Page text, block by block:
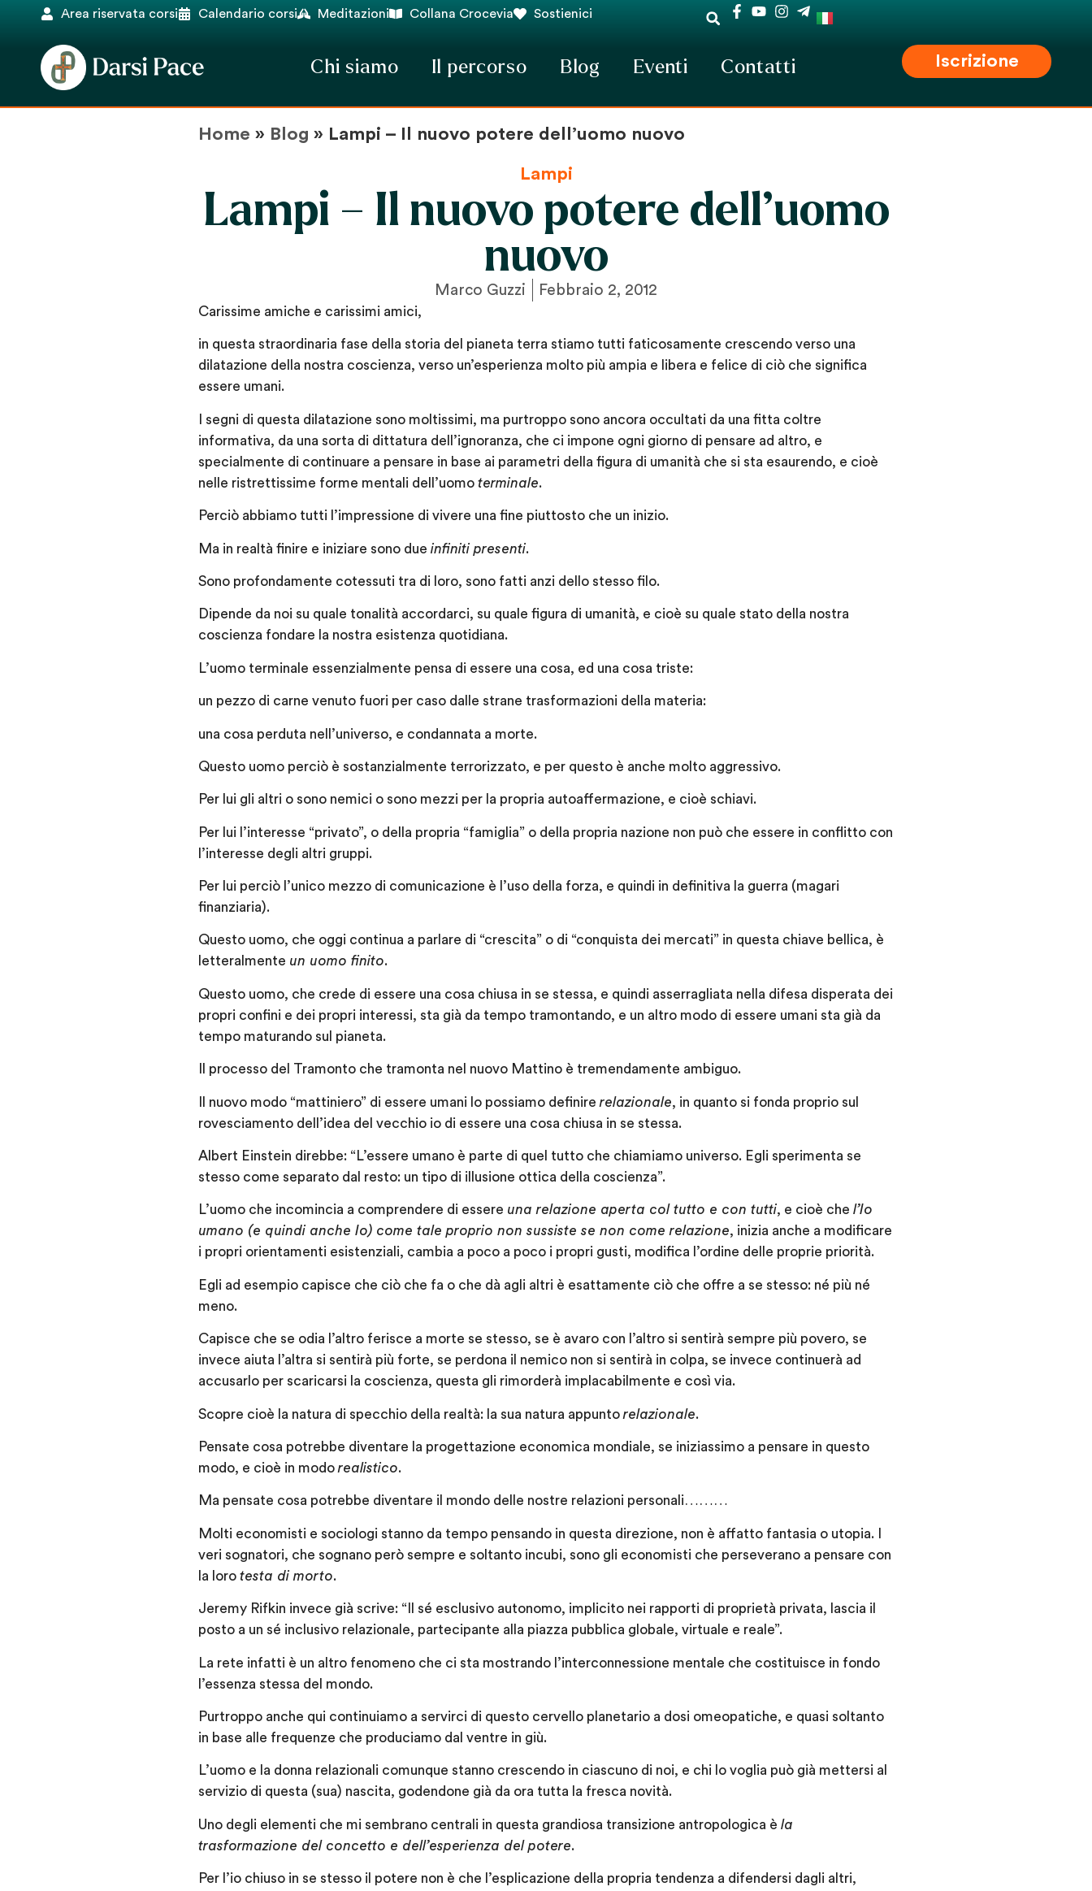
Area riservata corsi Calendario corsi Meditazioni Collana Crocevia Sostienici
Chi siamo Il percorso Blog Eventi Contatti Iscrizione
Home » Blog » Lampi – Il nuovo potere dell’uomo nuovo
Lampi
Lampi – Il nuovo potere dell’uomo
nuovo
Marco Guzzi Febbraio 2, 2012
Carissime amiche e carissimi amici,
in questa straordinaria fase della storia del pianeta terra stiamo tutti faticosamente crescendo verso una
dilatazione della nostra coscienza, verso un’esperienza molto più ampia e libera e felice di ciò che significa
essere umani.
I segni di questa dilatazione sono moltissimi, ma purtroppo sono ancora occultati da una fitta coltre
informativa, da una sorta di dittatura dell’ignoranza, che ci impone ogni giorno di pensare ad altro, e
specialmente di continuare a pensare in base ai parametri della figura di umanità che si sta esaurendo, e cioè
nelle ristrettissime forme mentali dell’uomo terminale.
Perciò abbiamo tutti l’impressione di vivere una fine piuttosto che un inizio.
Ma in realtà finire e iniziare sono due infiniti presenti.
Sono profondamente cotessuti tra di loro, sono fatti anzi dello stesso filo.
Dipende da noi su quale tonalità accordarci, su quale figura di umanità, e cioè su quale stato della nostra
coscienza fondare la nostra esistenza quotidiana.
L’uomo terminale essenzialmente pensa di essere una cosa, ed una cosa triste:
un pezzo di carne venuto fuori per caso dalle strane trasformazioni della materia:
una cosa perduta nell’universo, e condannata a morte.
Questo uomo perciò è sostanzialmente terrorizzato, e per questo è anche molto aggressivo.
Per lui gli altri o sono nemici o sono mezzi per la propria autoaffermazione, e cioè schiavi.
Per lui l’interesse “privato”, o della propria “famiglia” o della propria nazione non può che essere in conflitto con
l’interesse degli altri gruppi.
Per lui perciò l’unico mezzo di comunicazione è l’uso della forza, e quindi in definitiva la guerra (magari
finanziaria).
Questo uomo, che oggi continua a parlare di “crescita” o di “conquista dei mercati” in questa chiave bellica, è
letteralmente un uomo finito.
Questo uomo, che crede di essere una cosa chiusa in se stessa, e quindi asserragliata nella difesa disperata dei
propri confini e dei propri interessi, sta già da tempo tramontando, e un altro modo di essere umani sta già da
tempo maturando sul pianeta.
Il processo del Tramonto che tramonta nel nuovo Mattino è tremendamente ambiguo.
Il nuovo modo “mattiniero” di essere umani lo possiamo definire relazionale, in quanto si fonda proprio sul
rovesciamento dell’idea del vecchio io di essere una cosa chiusa in se stessa.
Albert Einstein direbbe: “L’essere umano è parte di quel tutto che chiamiamo universo. Egli sperimenta se
stesso come separato dal resto: un tipo di illusione ottica della coscienza”.
L’uomo che incomincia a comprendere di essere una relazione aperta col tutto e con tutti, e cioè che l’Io
umano (e quindi anche Io) come tale proprio non sussiste se non come relazione, inizia anche a modificare
i propri orientamenti esistenziali, cambia a poco a poco i propri gusti, modifica l’ordine delle proprie priorità.
Egli ad esempio capisce che ciò che fa o che dà agli altri è esattamente ciò che offre a se stesso: né più né
meno.
Capisce che se odia l’altro ferisce a morte se stesso, se è avaro con l’altro si sentirà sempre più povero, se
invece aiuta l’altra si sentirà più forte, se perdona il nemico non si sentirà in colpa, se invece continuerà ad
accusarlo per scaricarsi la coscienza, questa gli rimorderà implacabilmente e così via.
Scopre cioè la natura di specchio della realtà: la sua natura appunto relazionale.
Pensate cosa potrebbe diventare la progettazione economica mondiale, se iniziassimo a pensare in questo
modo, e cioè in modo realistico.
Ma pensate cosa potrebbe diventare il mondo delle nostre relazioni personali………
Molti economisti e sociologi stanno da tempo pensando in questa direzione, non è affatto fantasia o utopia. I
veri sognatori, che sognano però sempre e soltanto incubi, sono gli economisti che perseverano a pensare con
la loro testa di morto.
Jeremy Rifkin invece già scrive: “Il sé esclusivo autonomo, implicito nei rapporti di proprietà privata, lascia il
posto a un sé inclusivo relazionale, partecipante alla piazza pubblica globale, virtuale e reale”.
La rete infatti è un altro fenomeno che ci sta mostrando l’interconnessione mentale che costituisce in fondo
l’essenza stessa del mondo.
Purtroppo anche qui continuiamo a servirci di questo cervello planetario a dosi omeopatiche, e quasi soltanto
in base alle frequenze che produciamo dal ventre in giù.
L’uomo e la donna relazionali comunque stanno crescendo in ciascuno di noi, e chi lo voglia può già mettersi al
servizio di questa (sua) nascita, godendone già da ora tutta la fresca novità.
Uno degli elementi che mi sembrano centrali in questa grandiosa transizione antropologica è la
trasformazione del concetto e dell’esperienza del potere.
Per l’io chiuso in se stesso il potere non è che l’esplicazione della propria tendenza a difendersi dagli altri,